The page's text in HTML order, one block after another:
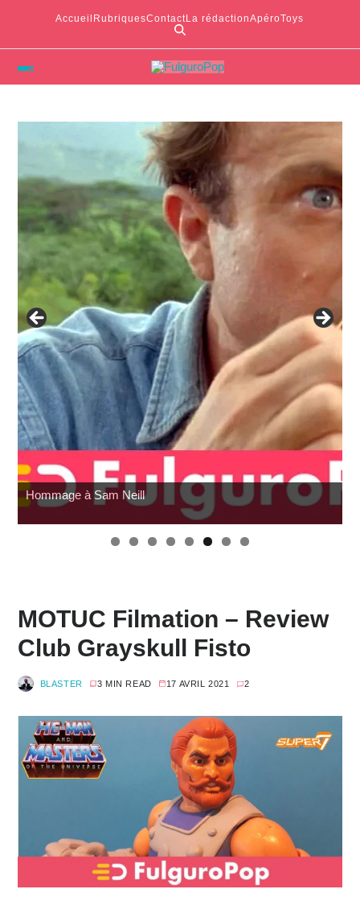
Accueil RubriquesContactLa rédactionApéroToys
Pocket Fighter
MOTUC Filmation – Review
Club Grayskull Fisto
BLASTER 3 MIN READ 17 AVRIL 2021 2